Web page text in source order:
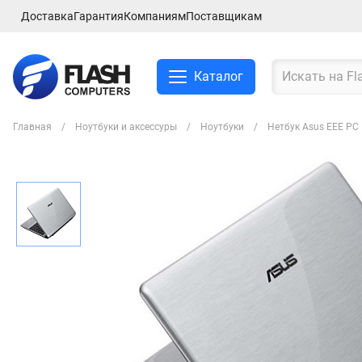
ДоставкаГарантияКомпаниямПоставщикам
Каталог
Главная Ноутбуки и аксессуры Ноутбуки Нетбук Asus EEE
Ноутбуки и аксессуры
Компьютеры и
Сетевое оборудование